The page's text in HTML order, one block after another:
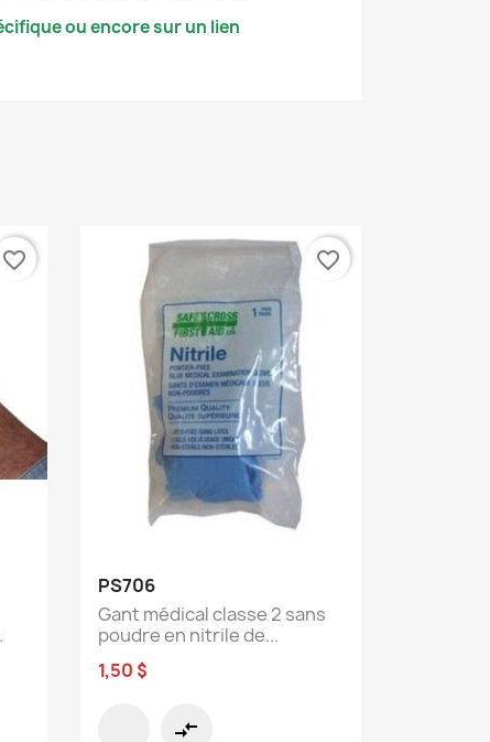
ou encore sur un lien
favorite_border

PS706
Gant médical classe 2 sans
poudre en nitrile de...
1,50 $
compare_arrows
favorite_border